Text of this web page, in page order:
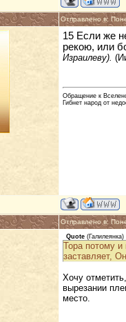
Отправлено в:
15 Если же
рекою, или
Израилеву).
Обращение к
Гибнет народ от
Отправлено в:
Quote (Галилеянка)
Тора потому и
заставляет,
Хочу
вырезании
место.